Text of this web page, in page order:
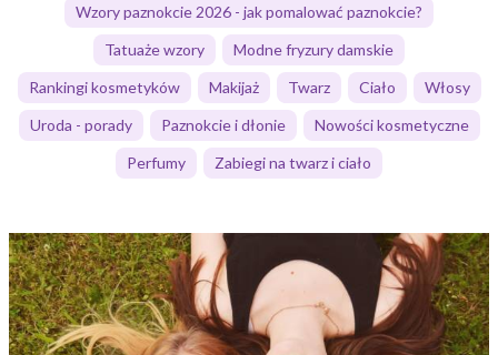
Wzory paznokcie 2026 - jak pomalować paznokcie?
Tatuaże wzory
Modne fryzury damskie
Rankingi kosmetyków
Makijaż Twarz Ciało
Włosy
Uroda - porady
Paznokcie i dłonie
Nowości kosmetyczne
Perfumy
Zabiegi na twarz i ciało